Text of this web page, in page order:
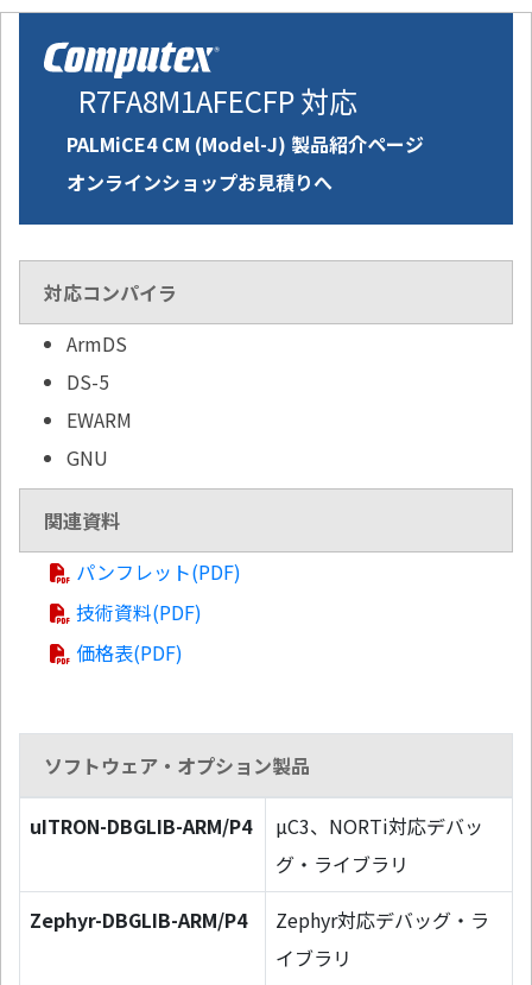
R7FA8M1AFECFP 対応
PALMiCE4 CM (Model-J) 製品紹介ページ
オンラインショップお見積りへ
対応コンパイラ
ArmDS
DS-5
EWARM
GNU
関連資料
パンフレット(PDF)
技術資料(PDF)
価格表(PDF)
ソフトウェア・オプション製品
uITRON-DBGLIB-ARM/P4
µC3、NORTi対応デバッ
グ・ライブラリ
Zephyr-DBGLIB-ARM/P4
Zephyr対応デバッグ・ラ
イブラリ